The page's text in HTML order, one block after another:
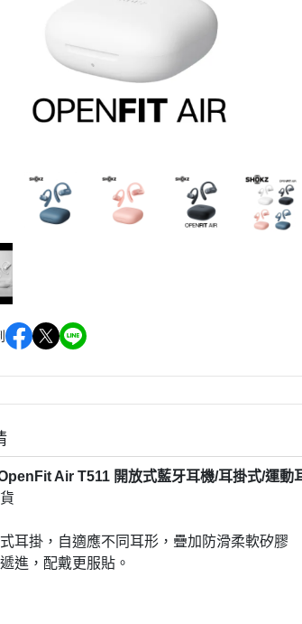
Air T511 開放式藍牙耳機/耳掛式/運動
耳掛，自適應不同耳形，疊加防滑柔軟矽膠
進，配戴更服貼。